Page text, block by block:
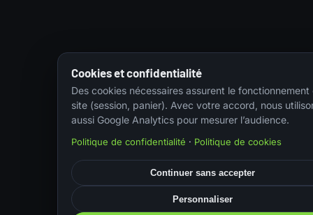
Cookies et confidentialité
Des cookies nécessaires assurent le fonctionnement
site (session, panier). Avec votre accord, nous
aussi Google Analytics pour mesurer l’audience.
Politique de confidentialité · Politique de cookies
Continuer sans accepter
Personnaliser